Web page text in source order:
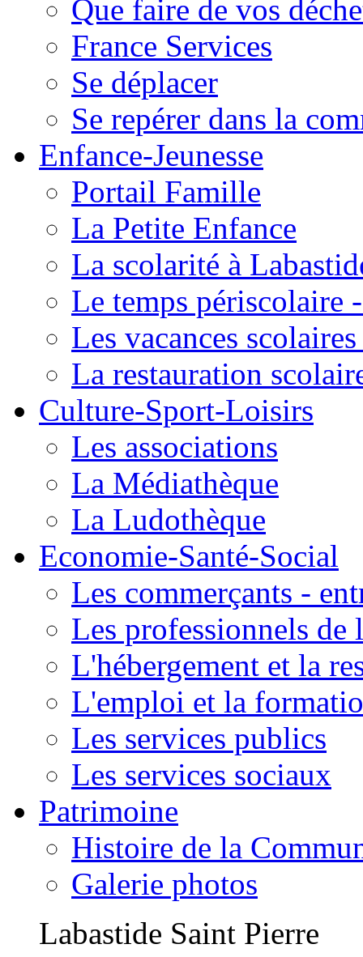
Que faire de vos
France Services
Se déplacer
Se repérer dans la
Enfance-Jeunesse
Portail Famille
La Petite Enfance
La scolarité à
Le temps périscolaire
Les vacances
La restauration
Culture-Sport-Loisirs
Les associations
La Médiathèque
La Ludothèque
Economie-Santé-Social
Les commerçants -
Les professionnels de
L'hébergement et la
L'emploi et la
Les services publics
Les services sociaux
Patrimoine
Histoire de la
Galerie photos
Labastide Saint Pierre